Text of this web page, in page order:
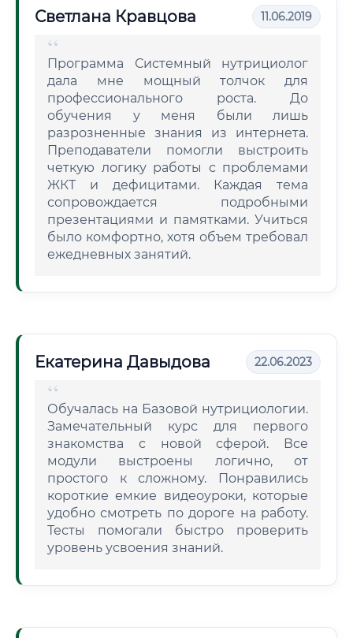
Светлана Кравцова 11.06.2019
Программа Системный нутрициолог
дала мне мощный толчок для
профессионального роста. До
обучения у меня были лишь
разрозненные знания из интернета.
Преподаватели помогли выстроить
четкую логику работы с проблемами
ЖКТ и дефицитами. Каждая тема
сопровождается подробными
презентациями и памятками. Учиться
было комфортно, хотя объем требовал
ежедневных занятий.
Екатерина Давыдова 22.06.2023
Обучалась на Базовой нутрициологии.
Замечательный курс для первого
знакомства с новой сферой. Все
модули выстроены логично, от
простого к сложному. Понравились
короткие емкие видеоуроки, которые
удобно смотреть по дороге на работу.
Тесты помогали быстро проверить
уровень усвоения знаний.